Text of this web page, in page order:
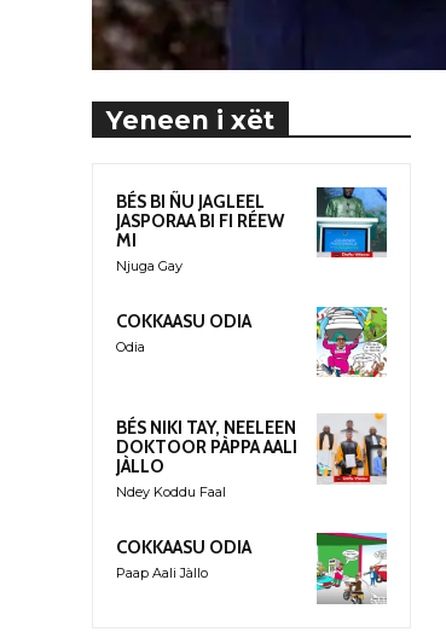
Yeneen i xët
BÉS BI ÑU JAGLEEL
JASPORAA BI FI RÉEW
MI
Njuga Gay
COKKAASU ODIA
Odia
BÉS NIKI TAY, NEELEEN
DOKTOOR PÀPPA AALI
JÀLLO
Ndey Koddu Faal
COKKAASU ODIA
Paap Aali Jàllo